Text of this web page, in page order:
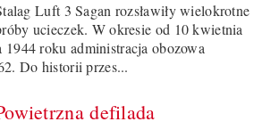
Luft 3 Sagan rozsławiły wielokrotne
ucieczek. W okresie od 10 kwietnia
1944 roku administracja obozowa
Do historii przes...
defilada